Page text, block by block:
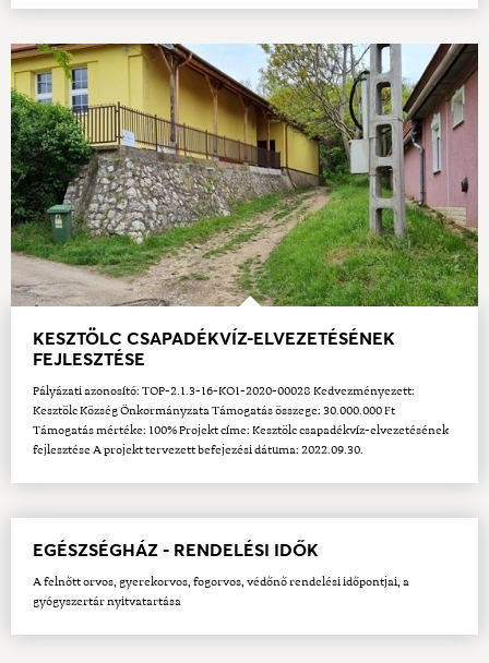
KESZTÖLC CSAPADÉKVÍZ-ELVEZETÉSÉNEK
FEJLESZTÉSE
Pályázati azonosító: TOP-2.1.3-16-KO1-2020-00028 Kedvezményezett:
Kesztölc Község Önkormányzata Támogatás összege: 30.000.000 Ft
Támogatás mértéke: 100% Projekt címe: Kesztölc csapadékvíz-elvezetésének
fejlesztése A projekt tervezett befejezési dátuma: 2022.09.30.
EGÉSZSÉGHÁZ - RENDELÉSI IDŐK
A felnőtt orvos, gyerekorvos, fogorvos, védőnő rendelési időpontjai, a
gyógyszertár nyitvatartása